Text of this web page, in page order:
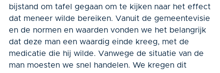
bijstand om tafel gegaan om te kijken naar het effect
dat meneer wilde bereiken. Vanuit de gemeentevisie
en de normen en waarden vonden we het belangrijk
dat deze man een waardig einde kreeg, met de
medicatie die hij wilde. Vanwege de situatie van de
man moesten we snel handelen. We kregen dit